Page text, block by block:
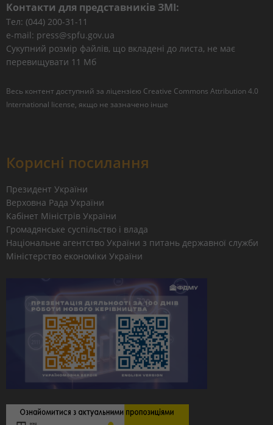
Контакти для представників ЗМІ:
Тел: (044) 200-31-11
e-mail: press@spfu.gov.ua
Сукупний розмір файлів, що вкладені до листа, не має
перевищувати 11 Мб
Весь контент доступний за ліцензією Creative Commons Attribution 4.0
International license, якщо не зазначено інше
Корисні посилання
Президент України
Верховна Рада України
Кабінет Міністрів України
Громадянське суспільство і влада
Національне агентство України з питань державної служби
Міністерство економіки України